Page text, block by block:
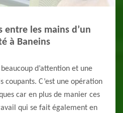
entre les mains d’un
à Baneins
d’attention et une
C’est une opération
car en plus de manier ces
qui se fait également en